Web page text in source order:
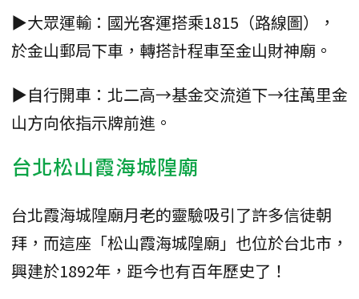
▶大眾運輸：國光客運搭乘1815（路線圖），
於金山郵局下車，轉搭計程車至金山財神廟。
▶自行開車：北二高→基金交流道下→往萬里金
山方向依指示牌前進。
台北松山霞海城隍廟
台北霞海城隍廟月老的靈驗吸引了許多信徒朝
拜，而這座「松山霞海城隍廟」也位於台北市，
興建於1892年，距今也有百年歷史了！